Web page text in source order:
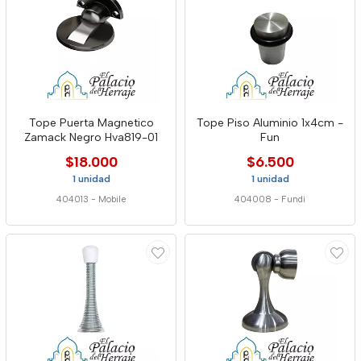
Tope Puerta Magnetico
Zamack Negro Hva819-01
$18.000
1 unidad
404013 - Mobile
Tope Piso Aluminio 1x4cm -
Fun
$6.500
1 unidad
404008 - Fundi